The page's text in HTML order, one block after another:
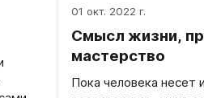
вопросов моих
эффективное
на собеседовании», я
запрос: «как понять,
01 окт. 2022 г.
Смысл жизни,
мастерство
Пока человека несет